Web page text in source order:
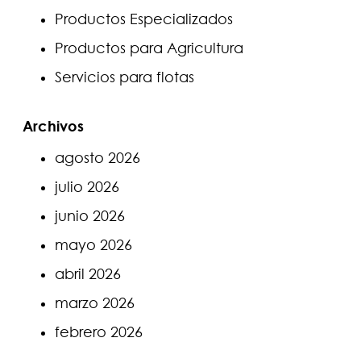
Productos Especializados
Productos para Agricultura
Servicios para flotas
Archivos
agosto 2026
julio 2026
junio 2026
mayo 2026
abril 2026
marzo 2026
febrero 2026